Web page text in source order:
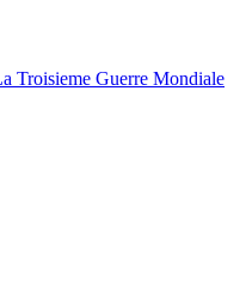
Troisieme Guerre Mondiale